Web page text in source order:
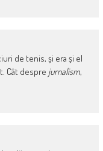
de tenis, și era și el
Cât despre jurnalism,